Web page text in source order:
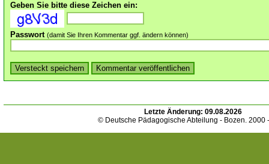
Geben Sie bitte diese Zeichen ein:
Passwort (damit Sie Ihren Kommentar ggf. ändern können)
Letzte Änderung: 09.08.2026
© Deutsche Pädagogische Abteilung - Bozen. 2000